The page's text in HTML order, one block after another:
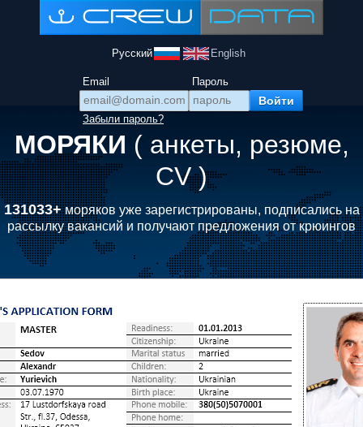
Русский English
Email Пароль
Забыли пароль?
МОРЯКИ ( анкеты, резюме,
CV )
131033+моряков уже зарегистрированы, подписались на
рассылку вакансий и получают предложения от крюингов